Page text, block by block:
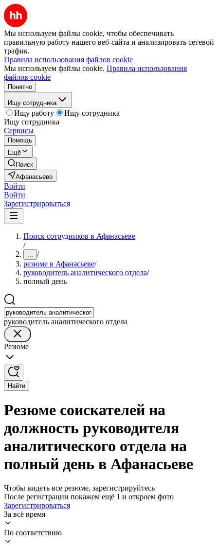
Мы используем файлы cookie, чтобы обеспечивать
правильную работу нашего веб-сайта и анализировать сетевой
трафик.
Правила использования файлов cookie
Мы используем файлы cookie. Правила использования
файлов cookie
Понятно
Ищу сотрудника
Ищу работу
Ищу сотрудника
Ищу сотрудника
Сервисы
Помощь
Ещё
Поиск
Афанасьево
Войти
Войти
Зарегистрироваться
Поиск сотрудников в Афанасьеве
/
... /
резюме в Афанасьеве/
руководитель аналитического отдела/
полный день
руководитель аналитического отдела
Резюме
Найти
Резюме соискателей на
должность руководителя
аналитического отдела на
полный день в Афанасьеве
Чтобы видеть все резюме, зарегистрируйтесь
После регистрации покажем ещё 1 и откроем фото
Зарегистрироваться
За всё время
По соответствию